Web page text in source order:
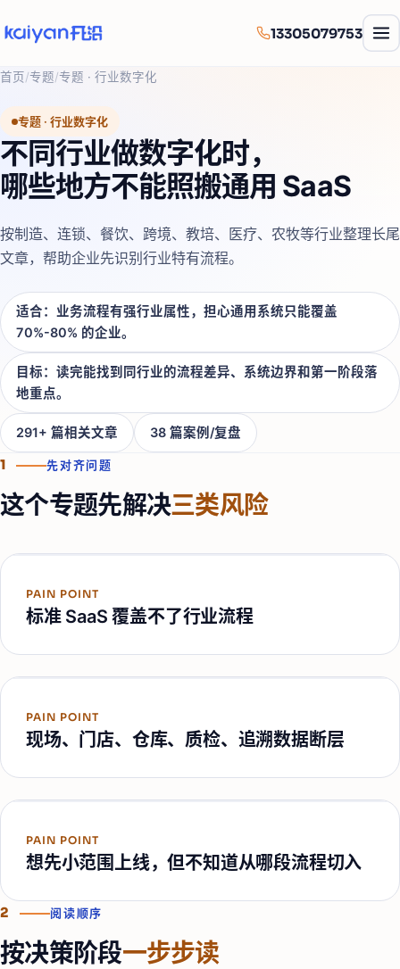
13305079753
首页/专题/专题 · 行业数字化
专题 · 行业数字化
不同行业做数字化时，
哪些地方不能照搬通用 SaaS
按制造、连锁、餐饮、跨境、教培、医疗、农牧等行业整理长尾
文章，帮助企业先识别行业特有流程。
适合： 业务流程有强行业属性，担心通用系统只能覆盖
70%-80% 的企业。
目标： 读完能找到同行业的流程差异、系统边界和第一阶段落
地重点。
291+ 篇相关文章 38 篇案例/复盘
1 先对齐问题
这个专题先解决三类风险
PAIN POINT
标准 SaaS 覆盖不了行业流程
PAIN POINT
现场、门店、仓库、质检、追溯数据断层
PAIN POINT
想先小范围上线，但不知道从哪段流程切入
2 阅读顺序
按决策阶段一步步读